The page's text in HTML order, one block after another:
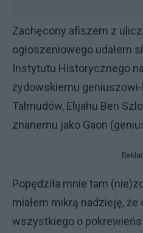
Zachęcony afiszem z
ogłoszeniowego udałem
Instytutu Historycznego
żydowskiemu
Talmudów, Elijahu Ben
znanemu jako Gaon
Popędziła mnie tam
miałem mikrą nadzieję,
wszystkiego o